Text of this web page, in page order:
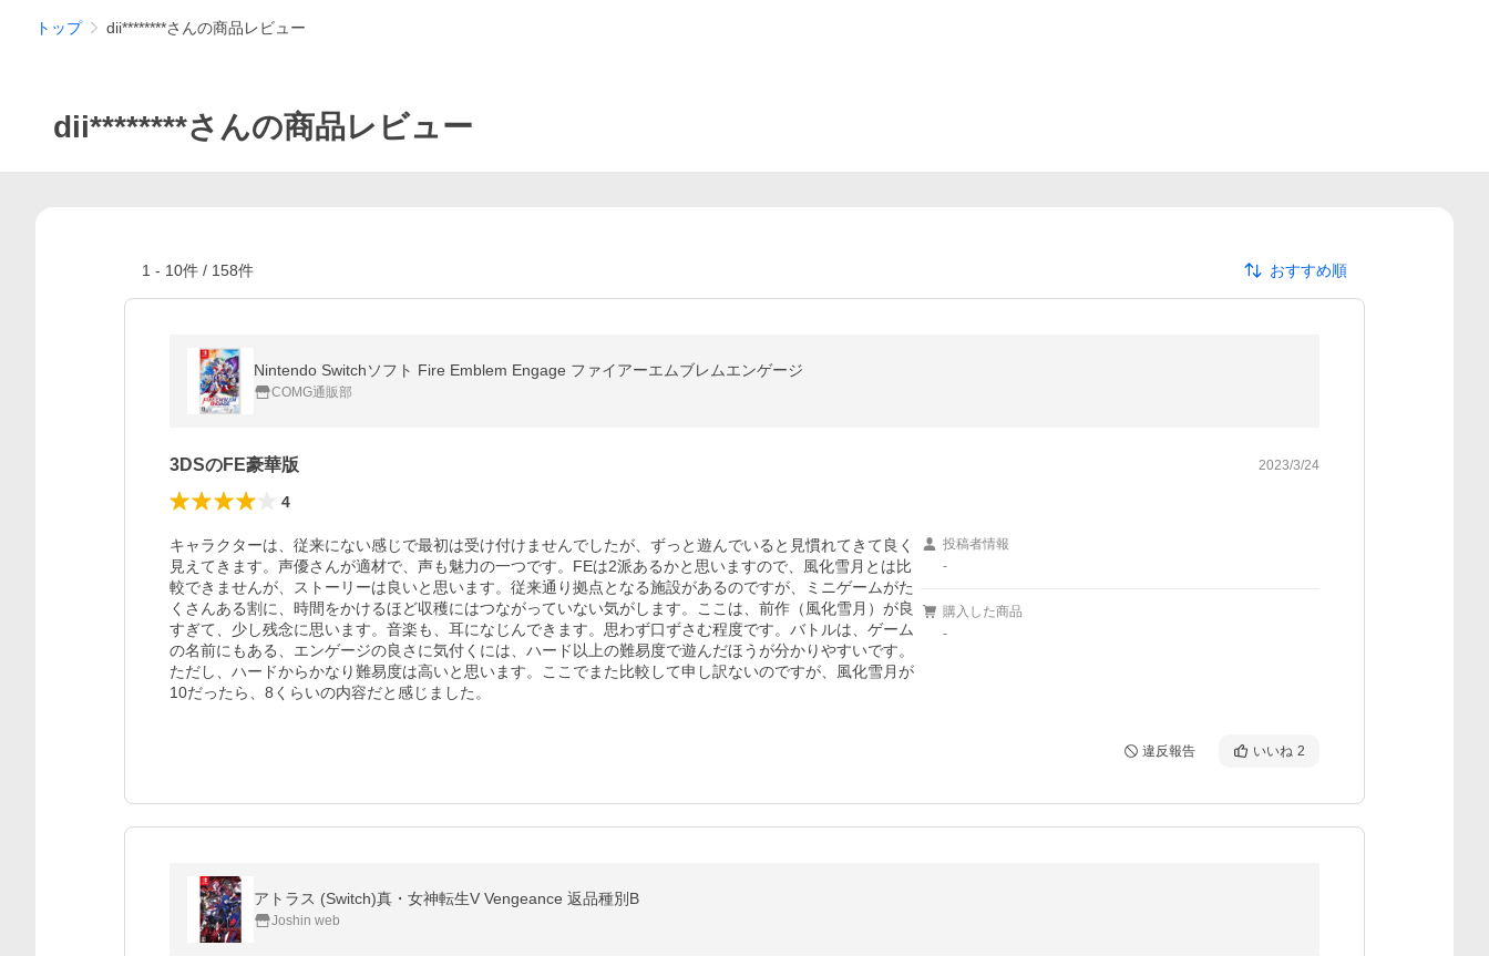
トップ dii********さんの商品レビュー
dii********さんの商品レビュー
1 - 10件 / 158件 おすすめ順
Nintendo Switchソフト Fire Emblem Engage ファイアーエムブレムエンゲージ
COMG通販部
3DSのFE豪華版 2023/3/24
4
キャラクターは、従来にない感じで最初は受け付けませんでしたが、ずっと遊んでいると見慣れてきて良く
見えてきます。声優さんが適材で、声も魅力の一つです。FEは2派あるかと思いますので、風化雪月とは比
較できませんが、ストーリーは良いと思います。従来通り拠点となる施設があるのですが、ミニゲームがた
くさんある割に、時間をかけるほど収穫にはつながっていない気がします。ここは、前作（風化雪月）が良
すぎて、少し残念に思います。音楽も、耳になじんできます。思わず口ずさむ程度です。バトルは、ゲーム
の名前にもある、エンゲージの良さに気付くには、ハード以上の難易度で遊んだほうが分かりやすいです。
ただし、ハードからかなり難易度は高いと思います。ここでまた比較して申し訳ないのですが、風化雪月が
10だったら、8くらいの内容だと感じました。
投稿者情報
-
購入した商品
-
違反報告 いいね 2
アトラス (Switch)真・女神転生V Vengeance 返品種別B
Joshin web